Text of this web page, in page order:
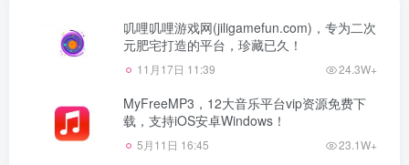
叽哩叽哩游戏网(jiligamefun.com)，专为二次
元肥宅打造的平台，珍藏已久！
11月17日 11:39 24.3W+
MyFreeMP3，12大音乐平台vip资源免费下
载，支持iOS安卓Windows！
5月11日 16:45 23.1W+